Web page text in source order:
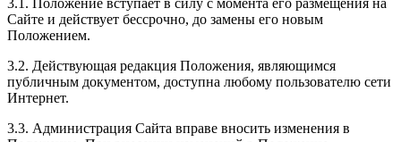
3.1. Положение вступает в силу с момента его размещения на
Сайте и действует бессрочно, до замены его новым
Положением.
3.2. Действующая редакция Положения, являющимся
публичным документом, доступна любому пользователю сети
Интернет.
3.3. Администрация Сайта вправе вносить изменения в